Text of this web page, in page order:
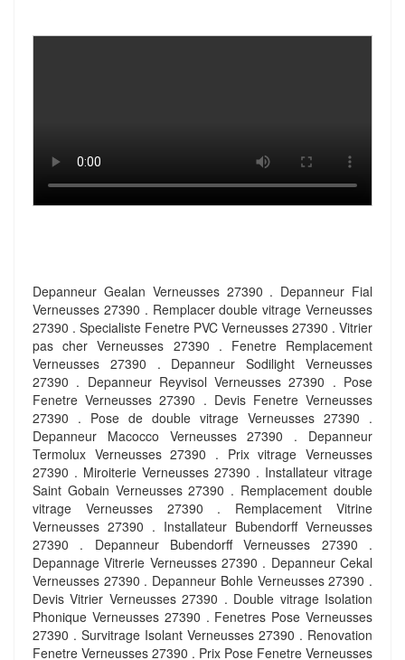
Depanneur Gealan Verneusses 27390 . Depanneur Fial
Verneusses 27390 . Remplacer double vitrage Verneusses
27390 . Specialiste Fenetre PVC Verneusses 27390 . Vitrier
pas cher Verneusses 27390 . Fenetre Remplacement
Verneusses 27390 . Depanneur Sodilight Verneusses
27390 . Depanneur Reyvisol Verneusses 27390 . Pose
Fenetre Verneusses 27390 . Devis Fenetre Verneusses
27390 . Pose de double vitrage Verneusses 27390 .
Depanneur Macocco Verneusses 27390 . Depanneur
Termolux Verneusses 27390 . Prix vitrage Verneusses
27390 . Miroiterie Verneusses 27390 . Installateur vitrage
Saint Gobain Verneusses 27390 . Remplacement double
vitrage Verneusses 27390 . Remplacement Vitrine
Verneusses 27390 . Installateur Bubendorff Verneusses
27390 . Depanneur Bubendorff Verneusses 27390 .
Depannage Vitrerie Verneusses 27390 . Depanneur Cekal
Verneusses 27390 . Depanneur Bohle Verneusses 27390 .
Devis Vitrier Verneusses 27390 . Double vitrage Isolation
Phonique Verneusses 27390 . Fenetres Pose Verneusses
27390 . Survitrage Isolant Verneusses 27390 . Renovation
Fenetre Verneusses 27390 . Prix Pose Fenetre Verneusses